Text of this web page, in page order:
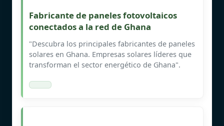
Fabricante de paneles fotovoltaicos
conectados a la red de Ghana
"Descubra los principales fabricantes de paneles
solares en Ghana. Empresas solares líderes que
transforman el sector energético de Ghana".